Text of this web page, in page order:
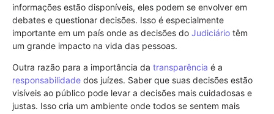
informações estão disponíveis, eles podem se envolver em
debates e questionar decisões. Isso é especialmente
importante em um país onde as decisões do Judiciário têm
um grande impacto na vida das pessoas.
Outra razão para a importância da transparência é a
responsabilidade dos juízes. Saber que suas decisões estão
visíveis ao público pode levar a decisões mais cuidadosas e
justas. Isso cria um ambiente onde todos se sentem mais